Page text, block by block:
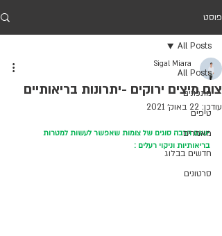
צור קשרפוסט
All Posts
מתכונים
טיפים
מאמרים
חדשים בבלוג
סרטונים
All Posts
צום מיצים ירוקים -יתרונות בריאותיים
Sigal Miara
עודכן: 22 באוק׳ 2021
ישנם הרבה סוגים של צומות שאפשר לעשות למטרות
בריאותיות וניקוי רעלים :